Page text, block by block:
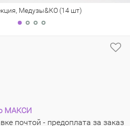
Медузы&КО (14 шт)
МАКСИ
почтой - предоплата за заказ